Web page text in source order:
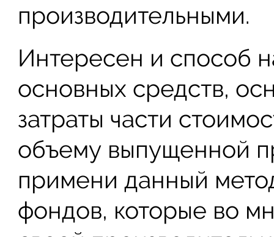
производительными.
Интересен и способ
основных средств,
затраты части
объему выпущенной
примени данный
фондов, которые во